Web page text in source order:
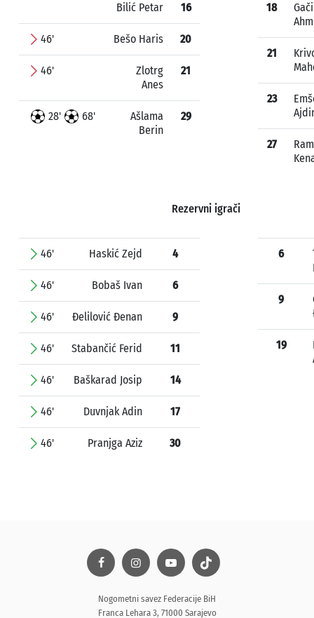
Bilić Petar 16
46' Bešo Haris 20
46'
Zlotrg
Anes
21
28' 68'
Ašlama
Berin
29
18
21
23
27
Rezervni igrači
46' Haskić Zejd 4
46' Bobaš Ivan 6
46' Đelilović Đenan 9
46' Stabančić Ferid 11
46' Baškarad Josip 14
46' Duvnjak Adin 17
46' Pranjga Aziz 30
6
9
19
Nogometni savez Federacije BiH
Franca Lehara 3, 71000 Sarajevo